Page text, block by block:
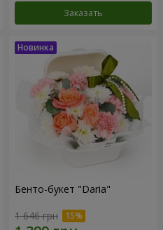
Заказать
Бенто-букет "Daria"
1 646 грн